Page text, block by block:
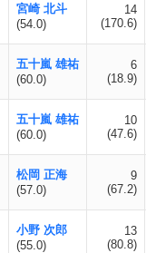
宮崎 北斗
(54.0)
14
(170.6)
五十嵐 雄祐
(60.0)
6
(18.9)
五十嵐 雄祐
(60.0)
10
(47.6)
松岡 正海
(57.0)
9
(67.2)
小野 次郎
(55.0)
13
(80.8)